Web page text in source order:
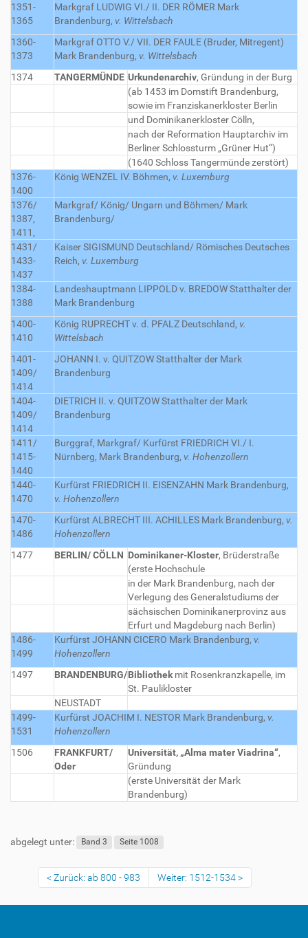
1351-
1365
Markgraf LUDWIG VI./ II. DER RÖMER Mark
Brandenburg, v. Wittelsbach
1360-
1373
Markgraf OTTO V./ VII. DER FAULE (Bruder, Mitregent)
Mark Brandenburg, v. Wittelsbach
1374
TANGERMÜNDE Urkundenarchiv, Gründung in der Burg
(ab 1453 im Domstift Brandenburg,
sowie im Franziskanerkloster Berlin
und Dominikanerkloster Cölln,
nach der Reformation Hauptarchiv im
Berliner Schlossturm „Grüner Hut“)
(1640 Schloss Tangermünde zerstört)
1376-
1400
König WENZEL IV. Böhmen, v. Luxemburg
1376/
1387,
1411,
Markgraf/ König/ Ungarn und Böhmen/ Mark
Brandenburg/
1431/
1433-
1437
Kaiser SIGISMUND Deutschland/ Römisches Deutsches
Reich, v. Luxemburg
1384-
1388
Landeshauptmann LIPPOLD v. BREDOWStatthalter der
Mark Brandenburg
1400-
1410
König RUPRECHT v. d. PFALZ Deutschland, v.
Wittelsbach
1401-
1409/
1414
JOHANN I. v. QUITZOWStatthalter der Mark
Brandenburg
1404-
1409/
1414
DIETRICH II. v. QUITZOWStatthalter der Mark
Brandenburg
1411/
1415-
1440
Burggraf, Markgraf/ Kurfürst FRIEDRICH VI./ I.
Nürnberg, Mark Brandenburg, v. Hohenzollern
1440-
1470
Kurfürst FRIEDRICH II. EISENZAHN Mark Brandenburg,
v. Hohenzollern
1470-
1486
Kurfürst ALBRECHT III. ACHILLES Mark Brandenburg, v.
Hohenzollern
1477
BERLIN/ CÖLLN Dominikaner-Kloster, Brüderstraße
(erste Hochschule
in der Mark Brandenburg, nach der
Verlegung des Generalstudiums der
sächsischen Dominikanerprovinz aus
Erfurt und Magdeburg nach Berlin)
1486-
1499
Kurfürst JOHANN CICERO Mark Brandenburg, v.
Hohenzollern
1497
BRANDENBURG/Bibliothek mit Rosenkranzkapelle, im
St. Paulikloster
NEUSTADT
1499-
1531
Kurfürst JOACHIM I. NESTOR Mark Brandenburg, v.
Hohenzollern
1506
FRANKFURT/
Oder
Universität, „Alma mater Viadrina“,
Gründung
(erste Universität der Mark
Brandenburg)
abgelegt unter: Band 3 Seite 1008
Zurück: ab 800 - 983 Weiter: 1512-1534